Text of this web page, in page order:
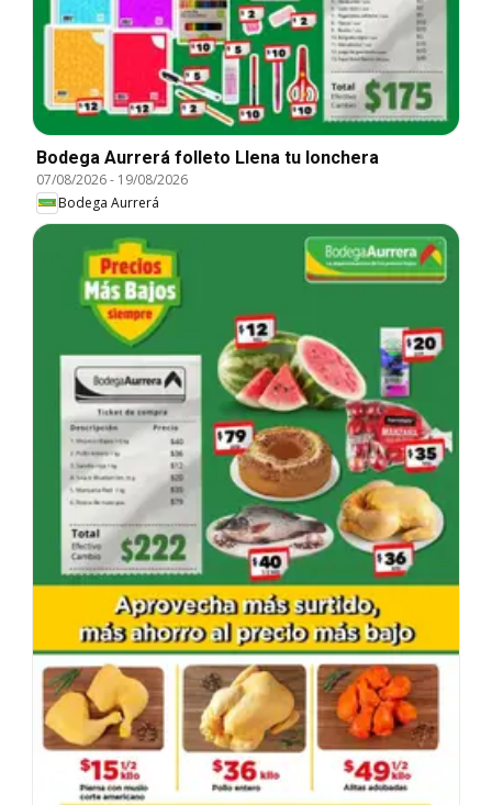
Bodega Aurrerá folleto Llena tu lonchera
07/08/2026- 19/08/2026
Bodega Aurrerá